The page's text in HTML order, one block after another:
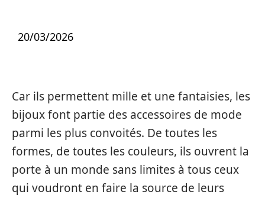
20/03/2026
Car ils permettent mille et une fantaisies, les
bijoux font partie des accessoires de mode
parmi les plus convoités. De toutes les
formes, de toutes les couleurs, ils ouvrent la
porte à un monde sans limites à tous ceux
qui voudront en faire la source de leurs